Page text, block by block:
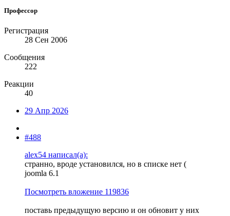
Профессор
Регистрация
28 Сен 2006
Сообщения
222
Реакции
40
29 Апр 2026
#488
alex54 написал(а):
странно, вроде установился, но в списке нет (
joomla 6.1
Посмотреть вложение 119836
поставь предыдущую версию и он обновит у них